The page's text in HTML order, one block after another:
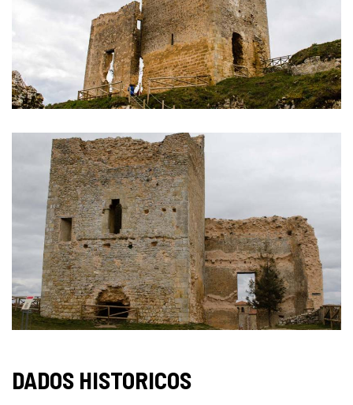
DADOS HISTORICOS